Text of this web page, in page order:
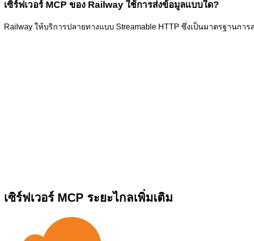
เซิร์ฟเวอร์ MCP ของ Railway ใช้การส่งข้อมูลแบบใด?
Railway ให้บริการปลายทางแบบ Streamable HTTP ซึ่งเป็นมาตรฐานก
เซิร์ฟเวอร์ MCP ระยะไกลเพิ่มเติม